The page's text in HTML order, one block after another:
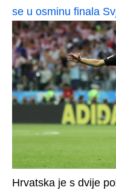
se u osminu finala
Hrvatska je s dvije